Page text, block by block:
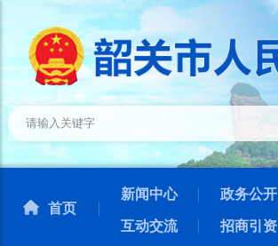
首页
新闻中心 政务公开
互动交流 招商引资